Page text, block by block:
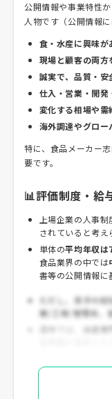
公開情報や事業特性
人物です（公開情報に
食・水産に興味が
現場と顧客の両
誠実で、品質・
仕入・営業・開
変化する相場や
海外調達やグロ
特に、食品メーカー
要です。
📊評価制度・給
上場企業の人事制
されていると考え
単体の平均年収は
食品業界の中では
書等の公開情報に
ただし、若手の
業/工場/管理系、
水産